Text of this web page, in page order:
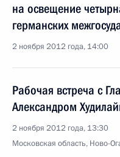
на освещение
германских
2 ноября 2012 года, 14:00
Рабочая встреча с
Александром
2 ноября 2012 года, 13:30
Московская область, Ново-